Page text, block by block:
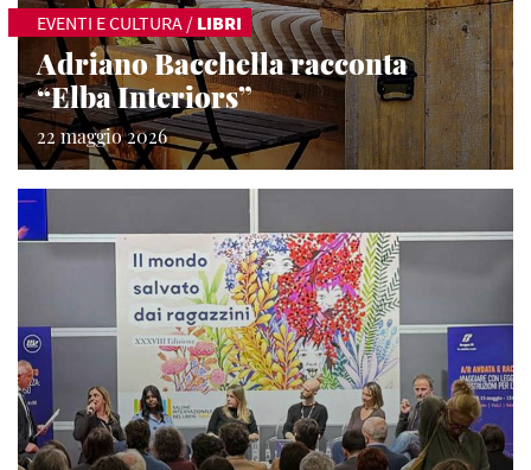
EVENTI E CULTURA / LIBRI
Adriano Bacchella racconta
“Elba Interiors”
22 maggio 2026